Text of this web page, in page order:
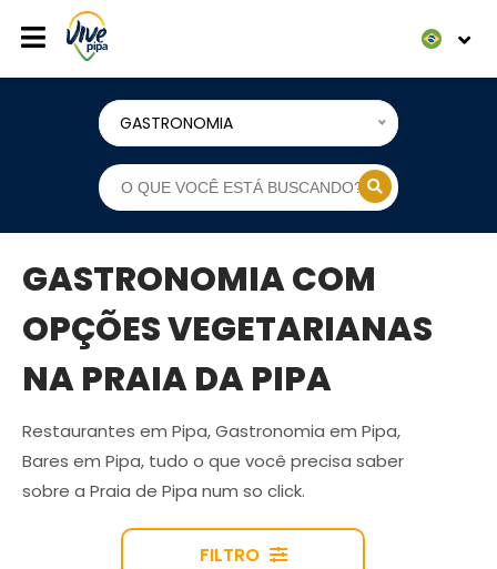
GASTRONOMIA
GASTRONOMIA COM
OPÇÕES VEGETARIANAS
NA PRAIA DA PIPA
Restaurantes em Pipa, Gastronomia em Pipa,
Bares em Pipa, tudo o que você precisa saber
sobre a Praia de Pipa num so click.
FILTRO